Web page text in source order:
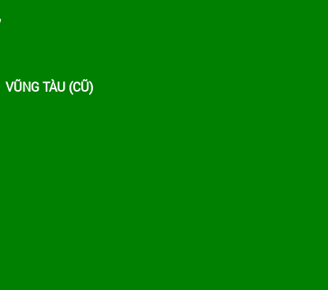
VŨNG TÀU (CŨ)